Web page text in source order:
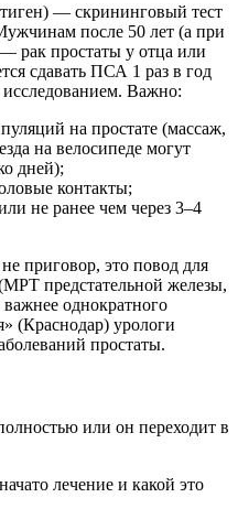
— скрининговый тест
после 50 лет (а при
рак простаты у отца или
сдавать ПСА 1 раз в год
Важно:
на простате (массаж,
на велосипеде могут
дней);
контакты;
не ранее чем через 3–4
это повод для
предстательной железы,
однократного
(Краснодар) урологи
простаты.
или он переходит в
лечение и какой это